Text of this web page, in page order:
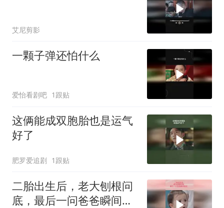
艾尼剪影
一颗子弹还怕什么
爱怡看剧吧 1跟贴
这俩能成双胞胎也是运气
好了
肥罗爱追剧 1跟贴
二胎出生后，老大刨根问
底，最后一问爸爸瞬间脸